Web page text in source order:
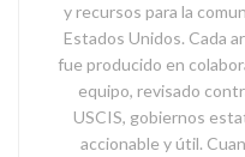
y recursos para la
Estados Unidos. Cada
fue producido en
equipo, revisado
USCIS, gobiernos
accionable y útil.